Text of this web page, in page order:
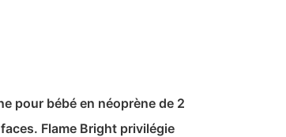
pour bébé en néoprène de 2
Flame Bright privilégie